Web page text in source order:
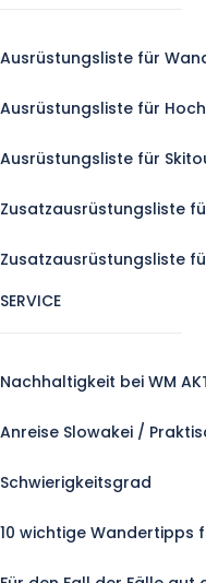
Ausrüstungsliste für
Ausrüstungsliste für
Ausrüstungsliste für
Zusatzausrüstungsliste
Zusatzausrüstungsliste
SERVICE
Nachhaltigkeit bei WM
Anreise Slowakei /
Schwierigkeitsgrad
10 wichtige Wandertipps